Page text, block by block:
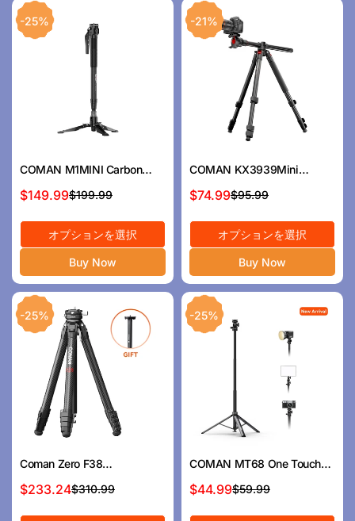
COMAN M1MINI Carbon
Fiber 4-Section One-Click
Lift Monopod 62.8in Quick
Adjustment
セ
ー
ス
プ
ラ
イ
ス
$149.99
通
常
格
$199.99
オプションを選択
Buy Now
-25%
COMAN KX3939Mini
A32&V1 Multi-Functional
Horizontal Tripod &
Monopod with Fluid Head &
360° Ball Head, 1810mm,
15KG Load
セ
ー
ス
プ
ラ
イ
ス
$74.99
通
常
格
$95.99
オプションを選択
Buy Now
-21%
Coman Zero F38
Professional Travel Carbon
Fiber Diprod with Arca Ball
Head＆DJIクイックリリース
セ
ー
$233.24
通
常
$310.99
-25%
COMAN MT68 One Touch
Quick Release Light Stand
Tripod 83.4” Adjust 360°
Pan
セ
ー
$44.99
通
常
$59.99
-25%